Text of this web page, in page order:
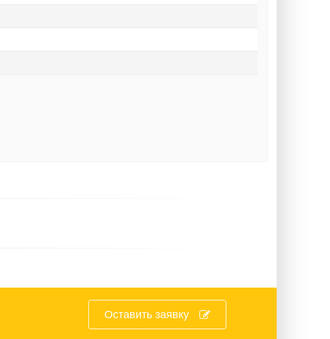
Оставить заявку